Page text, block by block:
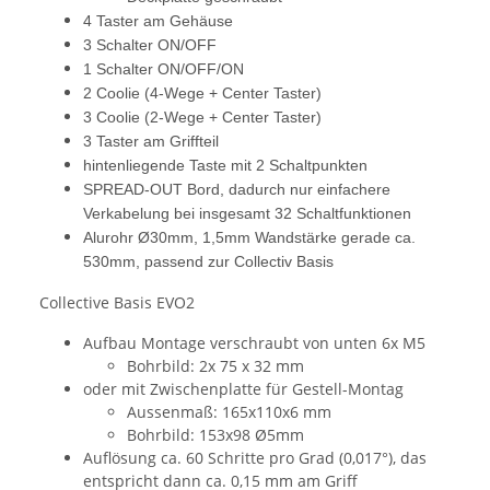
4 Taster am Gehäuse
3 Schalter ON/OFF
1 Schalter ON/OFF/ON
2 Coolie (4-Wege + Center Taster)
3 Coolie (2-Wege + Center Taster)
3 Taster am Griffteil
hintenliegende Taste mit 2 Schaltpunkten
SPREAD-OUT Bord, dadurch nur einfachere
Verkabelung bei insgesamt 32 Schaltfunktionen
Alurohr Ø30mm, 1,5mm Wandstärke gerade ca.
530mm, passend zur Collectiv Basis
Collective Basis EVO2
Aufbau Montage verschraubt von unten 6x M5
Bohrbild: 2x 75 x 32 mm
oder mit Zwischenplatte für Gestell-Montag
Aussenmaß: 165x110x6 mm
Bohrbild: 153x98 Ø5mm
Auflösung ca. 60 Schritte pro Grad (0,017°), das
entspricht dann ca. 0,15 mm am Griff